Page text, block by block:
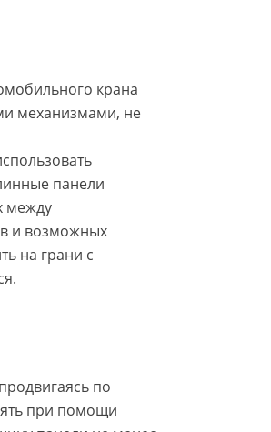
крана
механизмами, не
панели
между
и возможных
на грани с
по
при помощи